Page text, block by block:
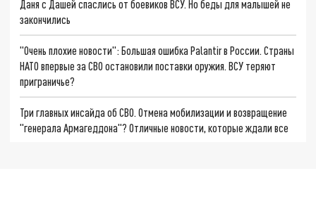
Даня с Дашей спаслись от боевиков ВСУ. Но беды для малышей не
закончились
"Очень плохие новости": Большая ошибка Palantir в России. Страны
НАТО впервые за СВО остановили поставки оружия. ВСУ теряют
приграничье?
Три главных инсайда об СВО. Отмена мобилизации и возвращение
"генерала Армагеддона"? Отличные новости, которые ждали все